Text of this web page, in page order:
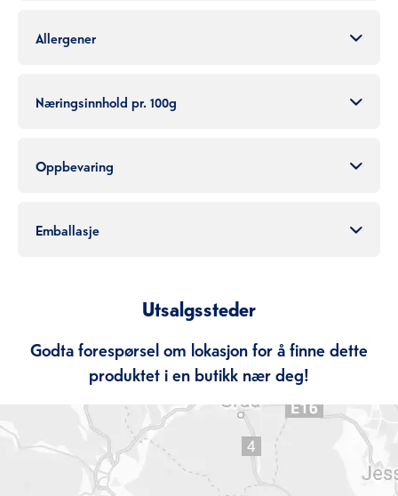
Allergener
Næringsinnhold pr. 100g
Oppbevaring
Emballasje
Utsalgssteder
Godta forespørsel om lokasjon for å finne dette
produktet i en butikk nær deg!